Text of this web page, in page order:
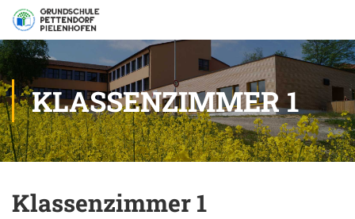
KLASSENZIMMER 1
Klassenzimmer 1